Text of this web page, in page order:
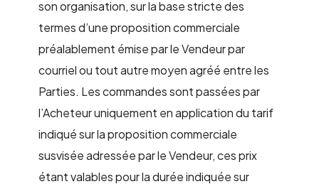
son organisation, sur la base stricte des
termes d’une proposition commerciale
préalablement émise par le Vendeur par
courriel ou tout autre moyen agréé entre les
Parties. Les commandes sont passées par
l’Acheteur uniquement en application du tarif
indiqué sur la proposition commerciale
susvisée adressée par le Vendeur, ces prix
étant valables pour la durée indiquée sur